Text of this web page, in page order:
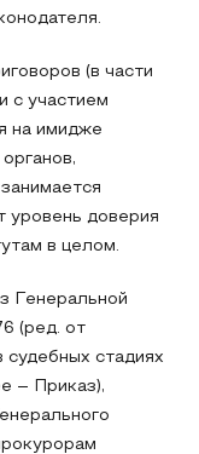
(в части
с участием
на имидже
уровень доверия
в целом.
Генеральной
(ред. от
судебных стадиях
– Приказ),